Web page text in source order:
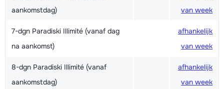
aankomstdag)
van week
7-dgn Paradiski Illimité (vanaf dag
na aankomst)
afhankelijk
van week
8-dgn Paradiski Illimité (vanaf
aankomstdag)
afhankelijk
van week